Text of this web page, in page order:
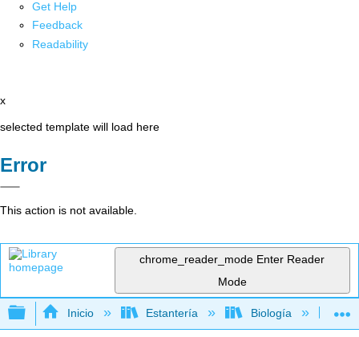
Get Help
Feedback
Readability
x
selected template will load here
Error
This action is not available.
chrome_reader_mode Enter Reader
Mode
Expandir/contraer jerarquía global
Inicio Estantería Biología